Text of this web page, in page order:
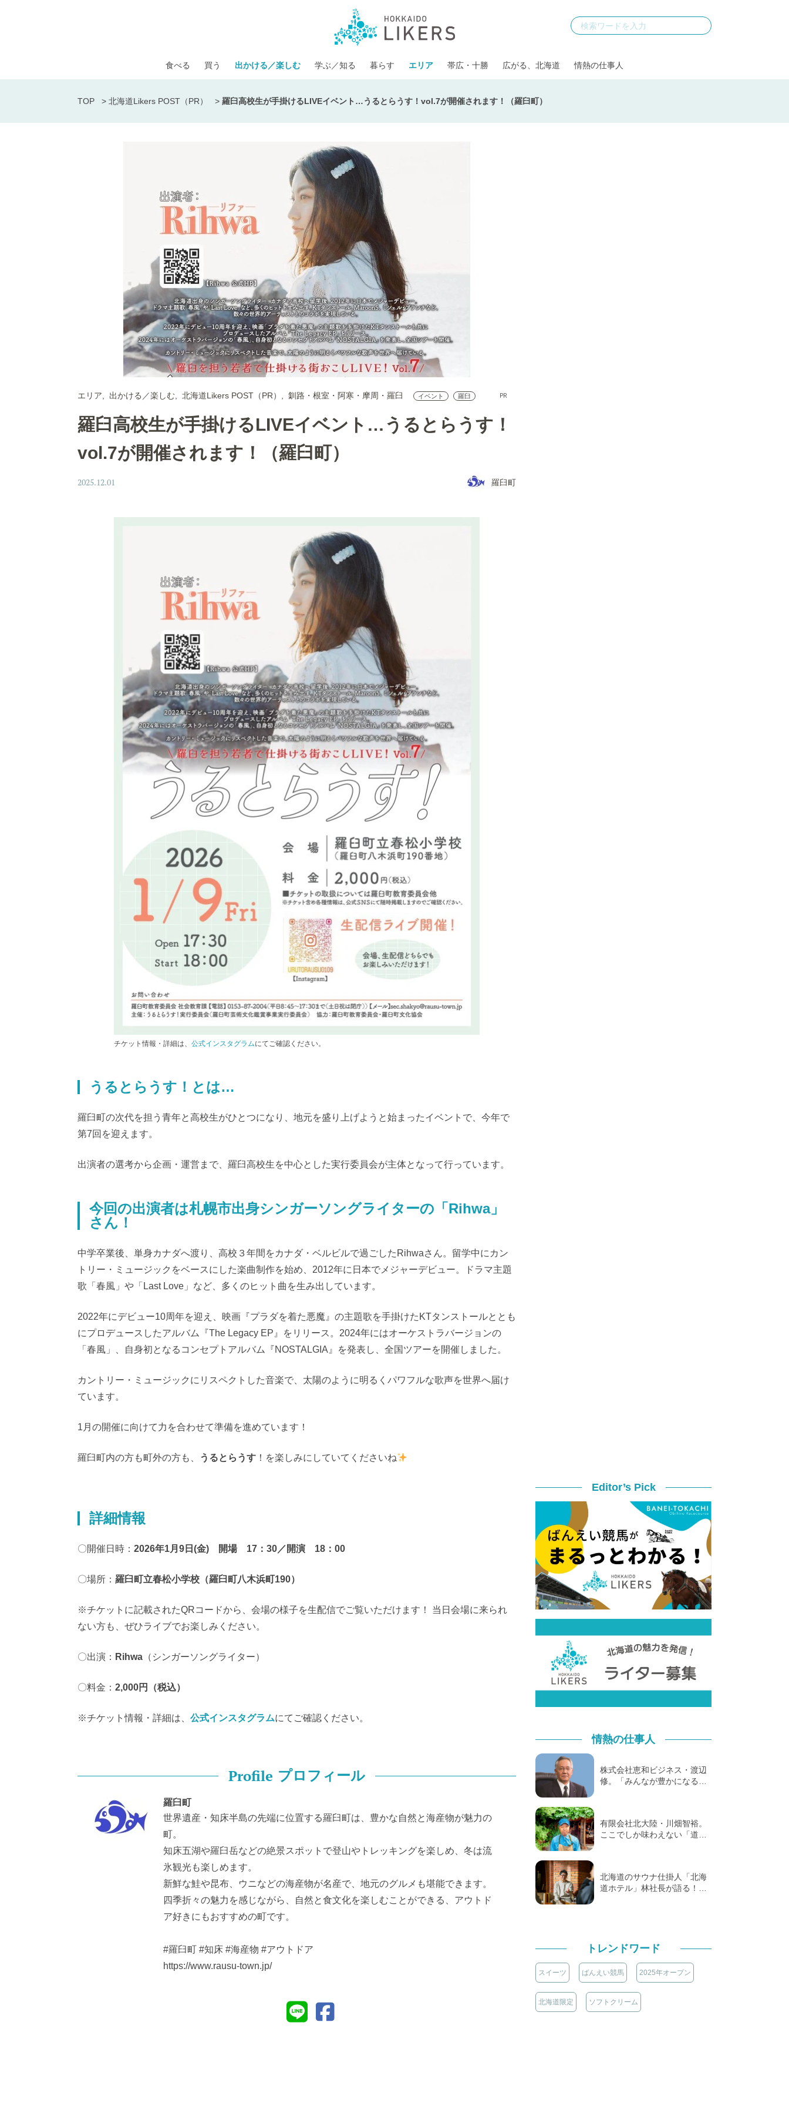
食べる 買う 出かける／楽しむ 学ぶ／知る 暮らす エリア 帯広・十勝 広がる、北海道 情熱の仕事人
TOP > 北海道Likers POST（PR） > 羅臼高校生が手掛けるLIVEイベント…うるとらうす！vol.7が開催されます！（羅臼町）
エリア 出かける／楽しむ 北海道Likers POST（PR） 釧路・根室・阿寒・摩周・羅臼 イベント 羅臼 PR
羅臼高校生が手掛けるLIVEイベント…うるとらうす！
vol.7が開催されます！（羅臼町）
2025.12.01 羅臼町
チケット情報・詳細は、 公式インスタグラムにてご確認ください。
うるとらうす！とは…
羅臼町の次代を担う青年と高校生がひとつになり、地元を盛り上げようと始まったイベントで、今年で
第7回を迎えます。
出演者の選考から企画・運営まで、羅臼高校生を中心とした実行委員会が主体となって行っています。
今回の出演者は札幌市出身シンガーソングライターの「Rihwa」
さん！
中学卒業後、単身カナダへ渡り、高校３年間をカナダ・ベルビルで過ごしたRihwaさん。留学中にカン
トリー・ミュージックをベースにした楽曲制作を始め、2012年に日本でメジャーデビュー。ドラマ主題
歌「春風」や「Last Love」など、多くのヒット曲を生み出しています。
2022年にデビュー10周年を迎え、映画『プラダを着た悪魔』の主題歌を手掛けたKTタンストールととも
にプロデュースしたアルバム『The Legacy EP』をリリース。2024年にはオーケストラバージョンの
「春風」、自身初となるコンセプトアルバム『NOSTALGIA』を発表し、全国ツアーを開催しました。
カントリー・ミュージックにリスペクトした音楽で、太陽のように明るくパワフルな歌声を世界へ届け
ています。
1月の開催に向けて力を合わせて準備を進めています！
羅臼町内の方も町外の方も、 うるとらうす ！を楽しみにしていてくださいね
詳細情報
〇開催日時： 2026年1月9日(金) 開場 17：30／開演 18：00
〇場所： 羅臼町立春松小学校（羅臼町八木浜町190）
※チケットに記載されたQRコードから、会場の様子を生配信でご覧いただけます！ 当日会場に来られ
ない方も、ぜひライブでお楽しみください。
〇出演： Rihwa （シンガーソングライター）
〇料金： 2,000円（税込）
※チケット情報・詳細は、 公式インスタグラムにてご確認ください。
Profile プロフィール
羅臼町
世界遺産・知床半島の先端に位置する羅臼町は、豊かな自然と海産物が魅力の
町。
知床五湖や羅臼岳などの絶景スポットで登山やトレッキングを楽しめ、冬は流
氷観光も楽しめます。
新鮮な鮭や昆布、ウニなどの海産物が名産で、地元のグルメも堪能できます。
四季折々の魅力を感じながら、自然と食文化を楽しむことができる、アウトド
ア好きにもおすすめの町です。
#羅臼町 #知床 #海産物 #アウトドア
https://www.rausu-town.jp/
Editor’s Pick
情熱の仕事人
株式会社恵和ビジネス・渡辺
修。「みんなが豊かになる…
有限会社北大陸・川畑智裕。
ここでしか味わえない「道…
北海道のサウナ仕掛人「北海
道ホテル」林社長が語る！…
トレンドワード
スイーツ ばんえい競馬 2025年オープン
北海道限定 ソフトクリーム